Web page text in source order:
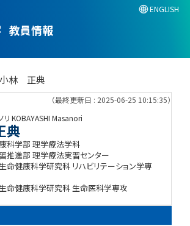
教員情報
ENGLISH
林 正典
（最終更新日 : 2025-06-25 10:15:35）
リ KOBAYASHI Masanori
典
科学部 理学療法学科
推進部 理学療法実習センター
命健康科学研究科 リハビリテーション学専
命健康科学研究科 生命医科学専攻